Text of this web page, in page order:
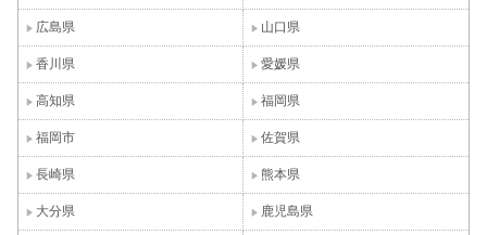
広島県 山口県
香川県 愛媛県
高知県 福岡県
福岡市 佐賀県
長崎県 熊本県
大分県 鹿児島県